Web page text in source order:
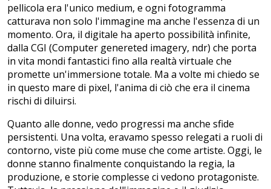
pellicola era l'unico medium, e ogni fotogramma
catturava non solo l'immagine ma anche l'essenza di un
momento. Ora, il digitale ha aperto possibilità infinite,
dalla CGI (Computer genereted imagery, ndr) che porta
in vita mondi fantastici fino alla realtà virtuale che
promette un'immersione totale. Ma a volte mi chiedo se
in questo mare di pixel, l'anima di ciò che era il cinema
rischi di diluirsi.
Quanto alle donne, vedo progressi ma anche sfide
persistenti. Una volta, eravamo spesso relegati a ruoli di
contorno, viste più come muse che come artiste. Oggi, le
donne stanno finalmente conquistando la regia, la
produzione, e storie complesse ci vedono protagoniste.